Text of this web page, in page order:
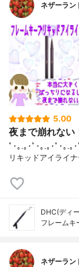
ネザーラン
5.00
夜まで崩れない
ﾟ･｡.｡･ﾟ･｡.｡･ﾟ･｡.｡
リキッドアイライ
DHC(ディ
フレームキ
ネザーラン